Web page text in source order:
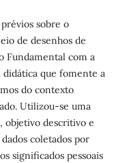
sobre o
de desenhos de
Fundamental com a
que fomente a
do contexto
Utilizou-se uma
descritivo e
coletados por
significados pessoais